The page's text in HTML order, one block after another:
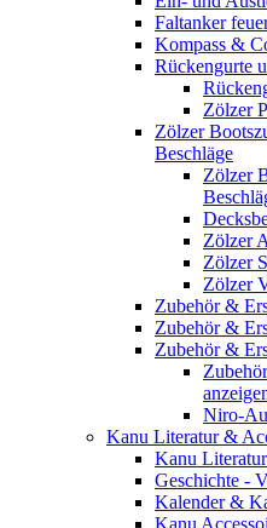
Faltanker
Kompass &
Rückengurte
Zölzer
Zölzer
Beschläge
Zölzer
Zölzer
Zölzer
Zölzer
Zubehör &
Zubehör &
Zubehör &
Niro-
Kanu Literatur &
Kanu
Geschichte -
Kalender &
Kanu